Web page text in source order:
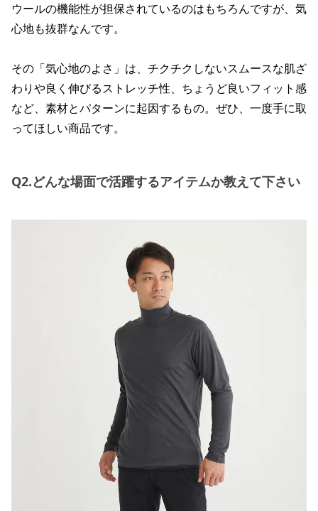
ウールの機能性が担保されているのはもちろんですが、気
心地も抜群なんです。
その「気心地のよさ」は、チクチクしないスムースな肌ざ
わりや良く伸びるストレッチ性、ちょうど良いフィット感
など、素材とパターンに起因するもの。ぜひ、一度手に取
ってほしい商品です。
Q2.どんな場面で活躍するアイテムか教えて下さい